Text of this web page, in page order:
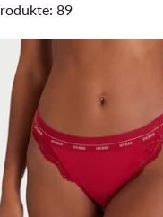
Produkte:
Produkte:
89